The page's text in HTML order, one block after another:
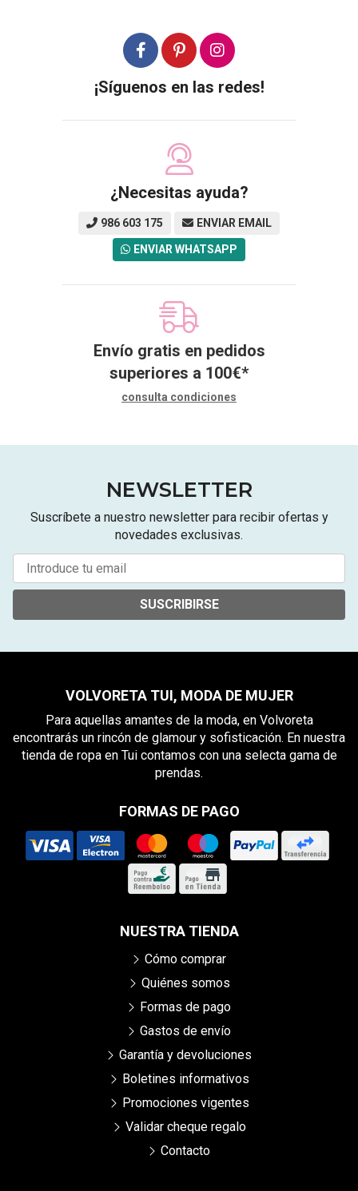
¡Síguenos en las redes!
¿Necesitas ayuda?
986 603 175 ENVIAR EMAIL
ENVIAR WHATSAPP
Envío gratis en pedidos
superiores a 100€*
consulta condiciones
NEWSLETTER
Suscríbete a nuestro newsletter para recibir ofertas y
novedades exclusivas.
SUSCRIBIRSE
VOLVORETA TUI, MODA DE MUJER
Para aquellas amantes de la moda, en Volvoreta
encontrarás un rincón de glamour y sofisticación. En nuestra
tienda de ropa en Tui contamos con una selecta gama de
prendas.
FORMAS DE PAGO
NUESTRA TIENDA
Cómo comprar
Quiénes somos
Formas de pago
Gastos de envío
Garantía y devoluciones
Boletines informativos
Promociones vigentes
Validar cheque regalo
Contacto